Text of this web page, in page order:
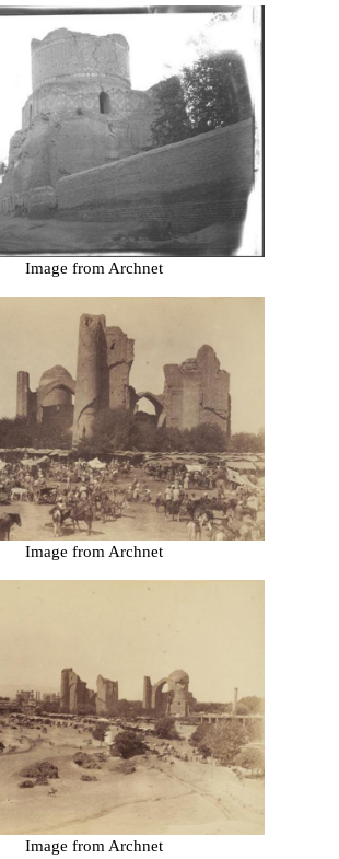
Image from Archnet
Image from Archnet
Image from Archnet